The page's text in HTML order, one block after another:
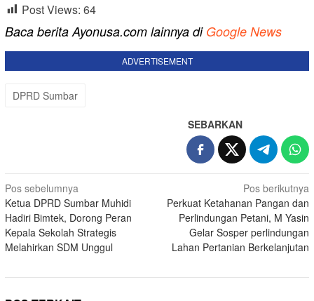
Post Views: 64
Baca berita Ayonusa.com lainnya di Google News
ADVERTISEMENT
DPRD Sumbar
SEBARKAN
Navigasi
pos
Pos sebelumnya
Ketua DPRD Sumbar Muhidi
Hadiri Bimtek, Dorong Peran
Kepala Sekolah Strategis
Melahirkan SDM Unggul
Pos berikutnya
Perkuat Ketahanan Pangan dan
Perlindungan Petani, M Yasin
Gelar Sosper perlindungan
Lahan Pertanian Berkelanjutan